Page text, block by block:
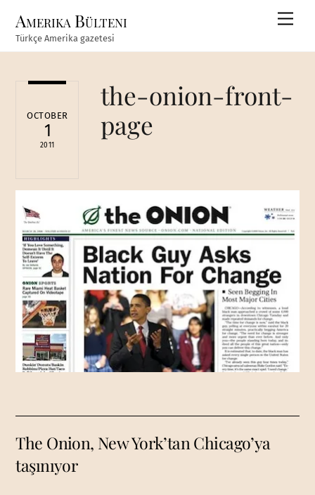
content
Amerika Bülteni
Türkçe Amerika gazetesi
OCTOBER
1
2011
the-onion-front-
page
The Onion, New York’tan Chicago’ya
taşınıyor